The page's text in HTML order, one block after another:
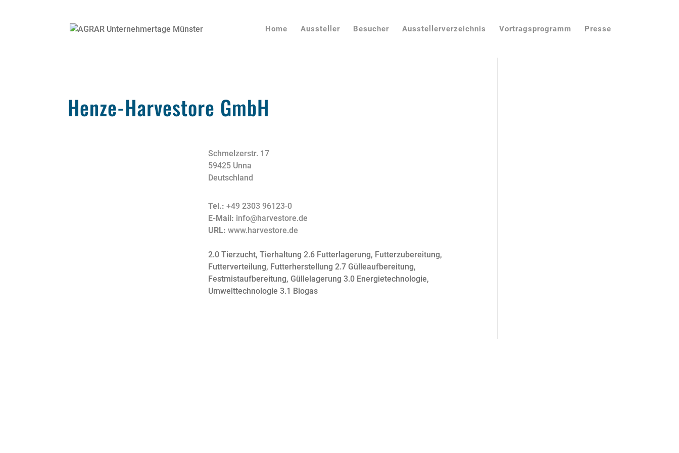
Home Aussteller Besucher Ausstellerverzeichnis Vortragsprogramm Presse
Henze-Harvestore GmbH
Schmelzerstr. 17
59425 Unna
Deutschland
Tel.:+49 2303 96123-0
E-Mail: info@harvestore.de
URL:www.harvestore.de
2.0 Tierzucht, Tierhaltung 2.6 Futterlagerung, Futterzubereitung,
Futterverteilung, Futterherstellung 2.7 Gülleaufbereitung,
Festmistaufbereitung, Güllelagerung 3.0 Energietechnologie,
Umwelttechnologie 3.1 Biogas